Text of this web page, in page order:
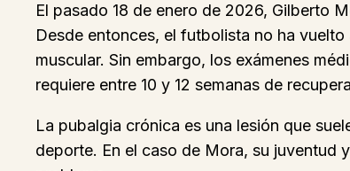
El pasado 18 de enero de 2026, Gilberto
Desde entonces, el futbolista no ha
muscular. Sin embargo, los exámenes
requiere entre 10 y 12 semanas de
La pubalgia crónica es una lesión que
deporte. En el caso de Mora, su juventud